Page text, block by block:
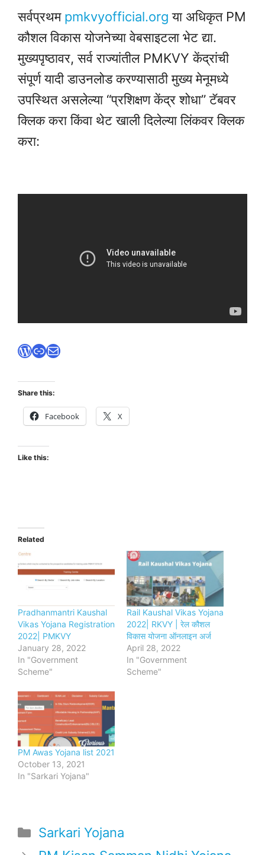
सर्वप्रथम pmkvyofficial.orgया अधिकृत PM
कौशल विकास योजनेच्या वेबसाइटला भेट द्या.
मुख्यपृष्ठावर, सर्व राज्यांतील PMKVY केंद्रांची
संपूर्ण यादी डाउनलोड करण्यासाठी मुख्य मेनूमध्ये
उपस्थित असलेल्या “प्रशिक्षण केंद्र शोधा” टॅबवर
क्लिक करा किंवा थेट खाली दिलेल्या लिंकवर क्लिक
करा:
WordPress
Link
Mail
Share this:
Facebook X
Like this:
Related
Pradhanmantri Kaushal
Vikas Yojana Registration
2022| PMKVY
January 28, 2022
In "Government
Scheme"
Rail Kaushal Vikas Yojana
2022| RKVY | रेल कौशल
विकास योजना ऑनलाइन अर्ज
April 28, 2022
In "Government
Scheme"
PM Awas Yojana list 2021
October 13, 2021
In "Sarkari Yojana"
Categories
Sarkari Yojana